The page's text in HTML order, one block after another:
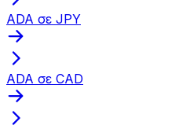
ADA σε JPY
ADA σε CAD